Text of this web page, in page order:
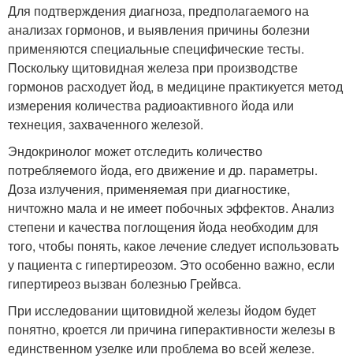
Для подтверждения диагноза, предполагаемого на
анализах гормонов, и выявления причины болезни
применяются специальные специфические тесты.
Поскольку щитовидная железа при производстве
гормонов расходует йод, в медицине практикуется метод
измерения количества радиоактивного йода или
технеция, захваченного железой.
Эндокринолог может отследить количество
потребляемого йода, его движение и др. параметры.
Доза излучения, применяемая при диагностике,
ничтожно мала и не имеет побочных эффектов. Анализ
степени и качества поглощения йода необходим для
того, чтобы понять, какое лечение следует использовать
у пациента с гипертиреозом. Это особенно важно, если
гипертиреоз вызван болезнью Грейвса.
При исследовании щитовидной железы йодом будет
понятно, кроется ли причина гиперактивности железы в
единственном узелке или проблема во всей железе.